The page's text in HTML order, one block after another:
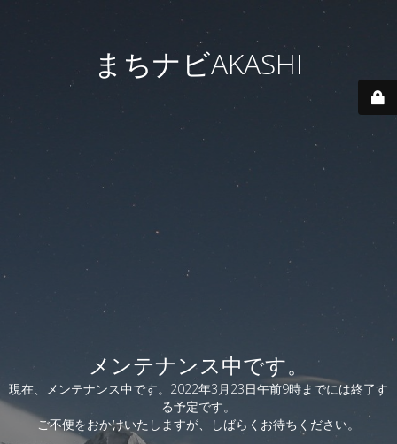
まちナビAKASHI
メンテナンス中です。
現在、メンテナンス中です。2022年3月23日午前9時までには終了す
る予定です。
ご不便をおかけいたしますが、しばらくお待ちください。